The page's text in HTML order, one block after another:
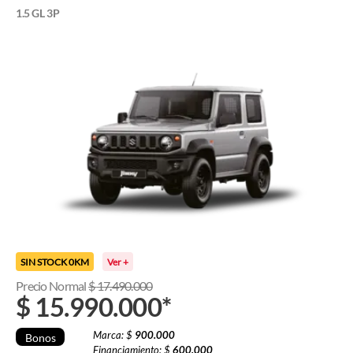
1.5 GL 3P
SIN STOCK 0KM Ver +
Precio Normal$17.490.000
$ 15.990.000*
Bonos Marca: $ 900.000
Financiamiento: $ 600.000